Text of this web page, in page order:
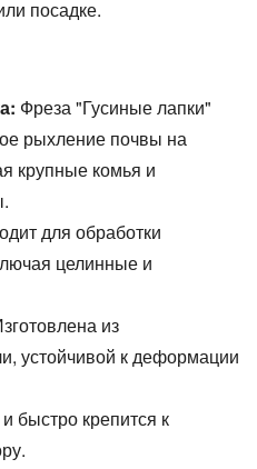
посадке.
Фреза "Гусиные лапки"
рыхление почвы на
крупные комья и
для обработки
целинные и
из
устойчивой к деформации
быстро крепится к